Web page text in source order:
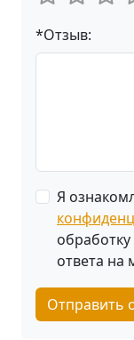
*Отзыв:
Я
ответа на
Отправить